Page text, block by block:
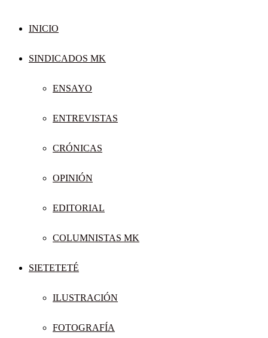
INICIO
SINDICADOS MK
ENSAYO
ENTREVISTAS
CRÓNICAS
OPINIÓN
EDITORIAL
COLUMNISTAS MK
SIETETETÉ
ILUSTRACIÓN
FOTOGRAFÍA